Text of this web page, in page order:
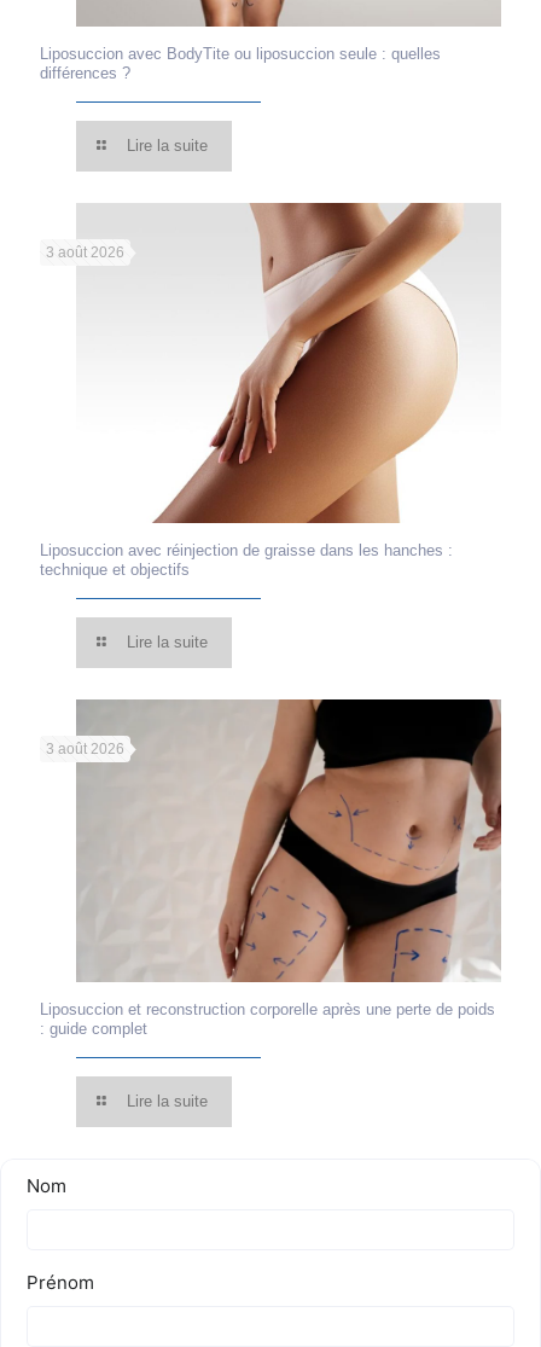
Liposuccion avec BodyTite ou liposuccion seule : quelles
différences ?
Lire la suite
3 août 2026
Liposuccion avec réinjection de graisse dans les hanches :
technique et objectifs
Lire la suite
3 août 2026
Liposuccion et reconstruction corporelle après une perte de poids
: guide complet
Lire la suite